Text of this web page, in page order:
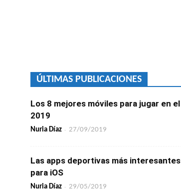
ÚLTIMAS PUBLICACIONES
Los 8 mejores móviles para jugar en el
2019
Nuria Díaz - 27/09/2019
Las apps deportivas más interesantes
para iOS
Nuria Díaz - 29/05/2019